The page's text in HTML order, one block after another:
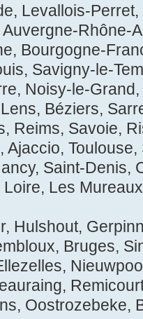
Levallois-
Rhône-
Bourgogne-
Savigny-le-
Noisy-le-
Béziers,
Reims, Savoie,
Ajaccio,
Saint-Denis,
Les
Hulshout,
Bruges,
Oostrozebeke,